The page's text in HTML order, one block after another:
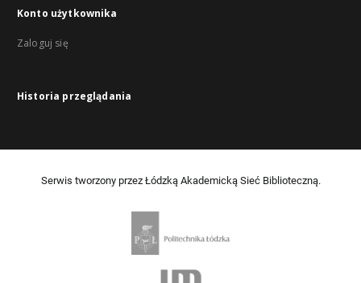
Konto użytkownika
Zaloguj się
Historia przeglądania
Serwis tworzony przez Łódzką Akademicką Sieć Biblioteczną.